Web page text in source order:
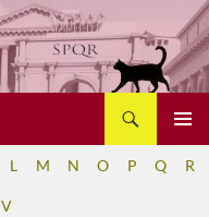
L M N O P Q R
V